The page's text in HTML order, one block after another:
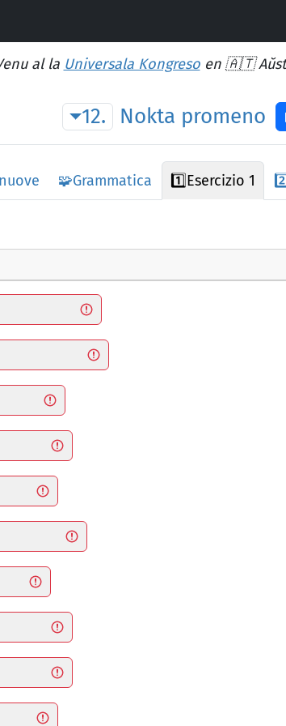
al la Universala Kongresoen 🇦🇹
12. Nokta promeno
🧩Grammatica 1️⃣Esercizio 1